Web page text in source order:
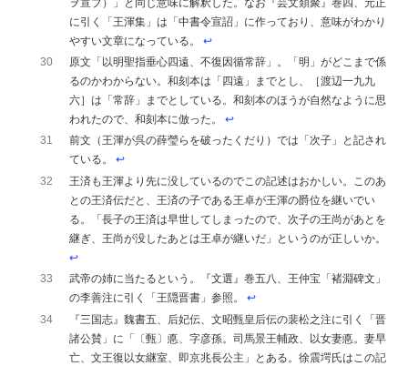
に引く「王渾集」は「中書令宣詔」に作っており、意味がわかり
やすい文章になっている。↩︎
30
原文「以明聖指垂心四遠、不復因循常辞」。「明」がどこまで係
るのかわからない。和刻本は「四遠」までとし、［渡辺一九九
六］は「常辞」までとしている。和刻本のほうが自然なように思
われたので、和刻本に倣った。↩︎
31
前文（王渾が呉の薛瑩らを破ったくだり）では「次子」と記され
ている。↩︎
32
王済も王渾より先に没しているのでこの記述はおかしい。このあ
との王済伝だと、王済の子である王卓が王渾の爵位を継いでい
る。「長子の王済は早世してしまったので、次子の王尚があとを
継ぎ、王尚が没したあとは王卓が継いだ」というのが正しいか。
↩︎
33
武帝の姉に当たるという。『文選』巻五八、王仲宝「褚淵碑文」
の李善注に引く「王隠晋書」参照。↩︎
34
『三国志』魏書五、后妃伝、文昭甄皇后伝の裴松之注に引く「晋
諸公賛」に「〔甄〕悳、字彦孫。司馬景王輔政、以女妻悳。妻早
亡、文王復以女継室、即京兆長公主」とある。徐震堮氏はこの記